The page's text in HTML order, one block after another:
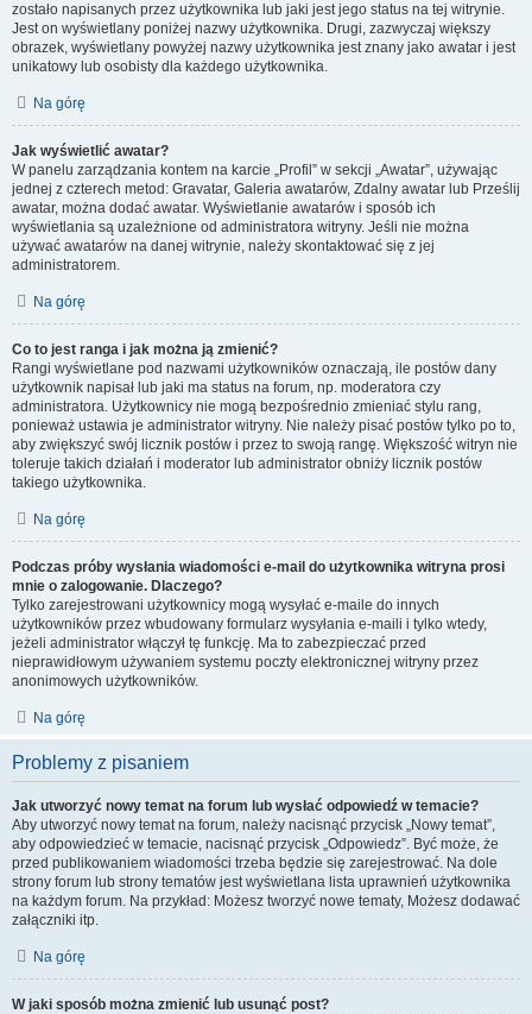
zostało napisanych przez użytkownika lub jaki jest jego status na tej witrynie.
Jest on wyświetlany poniżej nazwy użytkownika. Drugi, zazwyczaj większy
obrazek, wyświetlany powyżej nazwy użytkownika jest znany jako awatar i jest
unikatowy lub osobisty dla każdego użytkownika.
Na górę
Jak wyświetlić awatar?
W panelu zarządzania kontem na karcie „Profil” w sekcji „Awatar”, używając
jednej z czterech metod: Gravatar, Galeria awatarów, Zdalny awatar lub Prześlij
awatar, można dodać awatar. Wyświetlanie awatarów i sposób ich
wyświetlania są uzależnione od administratora witryny. Jeśli nie można
używać awatarów na danej witrynie, należy skontaktować się z jej
administratorem.
Na górę
Co to jest ranga i jak można ją zmienić?
Rangi wyświetlane pod nazwami użytkowników oznaczają, ile postów dany
użytkownik napisał lub jaki ma status na forum, np. moderatora czy
administratora. Użytkownicy nie mogą bezpośrednio zmieniać stylu rang,
ponieważ ustawia je administrator witryny. Nie należy pisać postów tylko po to,
aby zwiększyć swój licznik postów i przez to swoją rangę. Większość witryn nie
toleruje takich działań i moderator lub administrator obniży licznik postów
takiego użytkownika.
Na górę
Podczas próby wysłania wiadomości e-mail do użytkownika witryna prosi
mnie o zalogowanie. Dlaczego?
Tylko zarejestrowani użytkownicy mogą wysyłać e-maile do innych
użytkowników przez wbudowany formularz wysyłania e-maili i tylko wtedy,
jeżeli administrator włączył tę funkcję. Ma to zabezpieczać przed
nieprawidłowym używaniem systemu poczty elektronicznej witryny przez
anonimowych użytkowników.
Na górę
Problemy z pisaniem
Jak utworzyć nowy temat na forum lub wysłać odpowiedź w temacie?
Aby utworzyć nowy temat na forum, należy nacisnąć przycisk „Nowy temat”,
aby odpowiedzieć w temacie, nacisnąć przycisk „Odpowiedz”. Być może, że
przed publikowaniem wiadomości trzeba będzie się zarejestrować. Na dole
strony forum lub strony tematów jest wyświetlana lista uprawnień użytkownika
na każdym forum. Na przykład: Możesz tworzyć nowe tematy, Możesz dodawać
załączniki itp.
Na górę
W jaki sposób można zmienić lub usunąć post?